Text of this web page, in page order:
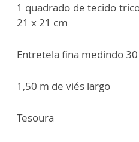
1 quadrado de tecido
21 x 21 cm
Entretela fina medindo
1,50 m de viés largo
Tesoura